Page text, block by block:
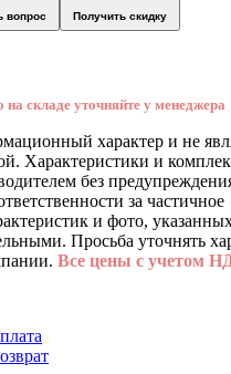
вопрос Получить скидку
на складе уточняйте у менеджера
характер и не
Характеристики и
без
за частичное
и фото,
Просьба уточнять
Все цены с учетом